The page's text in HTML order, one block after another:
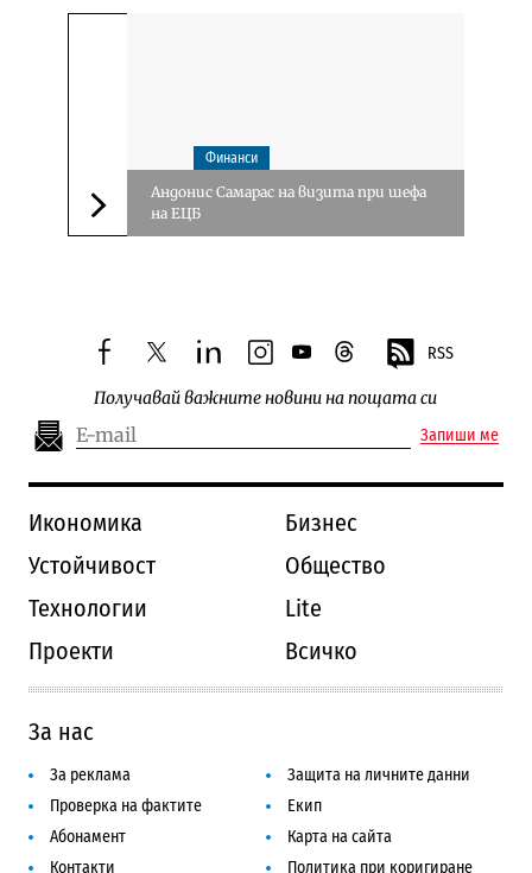
Следваща новина
Финанси
Андонис Самарас на визита при шефа
на ЕЦБ
facebooktwitterlinkedininstagram
youtubethreads RSS
Получавай важните новини на пощата си
Запиши ме
Икономика
Бизнес
Устойчивост
Общество
Технологии
Lite
Проекти
Всичко
За нас
За реклама
Защита на личните данни
Проверка на фактите
Екип
Абонамент
Карта на сайта
Контакти
Политика при коригиране